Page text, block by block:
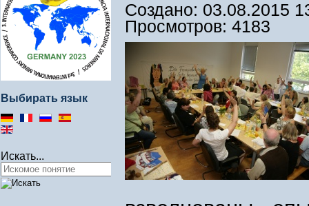
Выбирать язык
Искать...
Создано: 03.08.2015
Просмотров: 4183